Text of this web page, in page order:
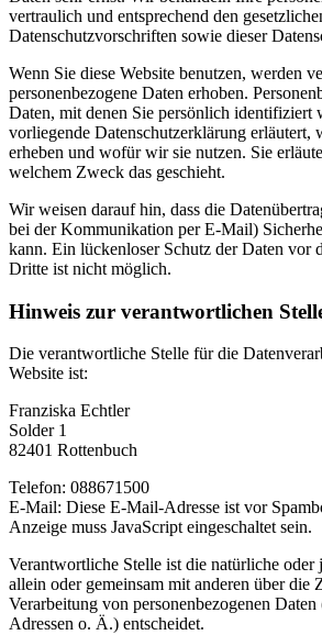
vertraulich und entsprechend den
Datenschutzvorschriften sowie dieser
Wenn Sie diese Website benutzen, werden
personenbezogene Daten erhoben.
Daten, mit denen Sie persönlich identifiziert
vorliegende Datenschutzerklärung erläutert,
erheben und wofür wir sie nutzen. Sie
welchem Zweck das geschieht.
Wir weisen darauf hin, dass die
bei der Kommunikation per E-Mail)
kann. Ein lückenloser Schutz der Daten vor
Dritte ist nicht möglich.
Hinweis zur verantwortlichen
Die verantwortliche Stelle für die
Website ist:
Franziska Echtler
Solder 1
82401 Rottenbuch
Telefon: 088671500
E-Mail: Diese E-Mail-Adresse ist vor
Anzeige muss JavaScript eingeschaltet sein.
Verantwortliche Stelle ist die natürliche oder
allein oder gemeinsam mit anderen über die
Verarbeitung von personenbezogenen
Adressen o. Ä.) entscheidet.